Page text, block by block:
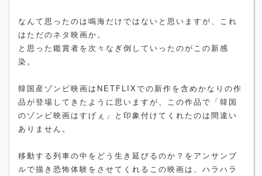
なんて思ったのは鳴海だけではないと思いますが、これ
はただのネタ映画か。
と思った鑑賞者を次々なぎ倒していったのがこの新感
染。
韓国産ゾンビ映画はNETFLIXでの新作を含めかなりの作
品が登場してきたように思いますが、この作品で「韓国
のゾンビ映画はすげぇ」と印象付けてくれたのは間違い
ありません。
移動する列車の中をどう生き延びるのか？をアンサンブ
ルで描き恐怖体験をさせてくれるこの映画は、ハラハラ